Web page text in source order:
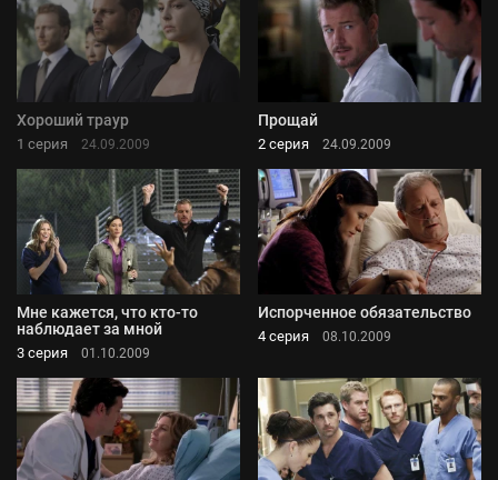
Хороший траур
1 серия 24.09.2009
Прощай
2 серия 24.09.2009
Мне кажется, что кто-то
наблюдает за мной
3 серия 01.10.2009
Испорченное обязательство
4 серия 08.10.2009